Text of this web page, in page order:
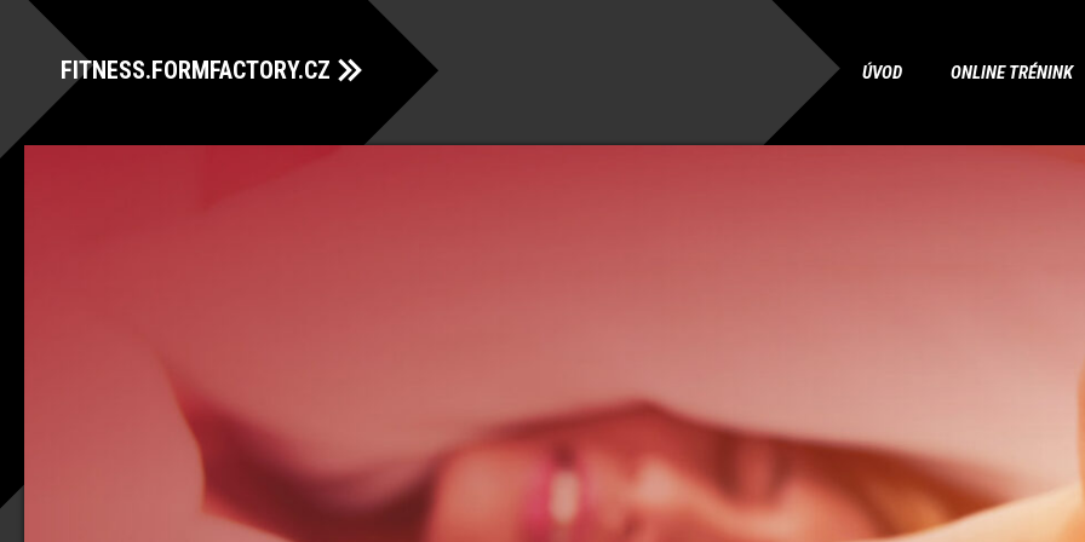
FITNESS.FORMFACTORY.CZ ÚVOD ONLINE TRÉNINK